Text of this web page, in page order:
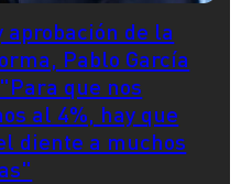
aprobación de la
Pablo García
que nos
al 4%, hay que
diente a muchos